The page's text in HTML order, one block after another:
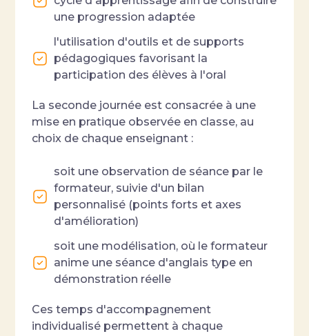
une progression adaptée
l'utilisation d'outils et de supports
pédagogiques favorisant la
participation des élèves à l'oral
La seconde journée est consacrée à une
mise en pratique observée en classe, au
choix de chaque enseignant :
soit une observation de séance par le
formateur, suivie d'un bilan
personnalisé (points forts et axes
d'amélioration)
soit une modélisation, où le formateur
anime une séance d'anglais type en
démonstration réelle
Ces temps d'accompagnement
individualisé permettent à chaque